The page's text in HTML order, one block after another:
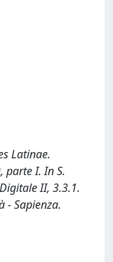
Latinae.
parte I. In S.
II, 3.3.1.
- Sapienza.